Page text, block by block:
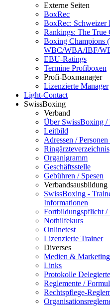
Externe Seiten
BoxRec
BoxRec: Schweizer
Rankings: The True
Boxing Champions
WBC/WBA/IBF/
EBU-Ratings
Termine Profiboxen
Profi-Boxmanager
Lizenzierte Manager
Light-Contact
SwissBoxing
Verband
Über SwissBoxing /
Leitbild
Adressen /
Ringärzteverzeichnis
Organigramm
Geschäftsstelle
Gebühren / Spesen
Verbandsausbildung
SwissBoxing -
Informationen
Fortbildungspflicht /
Nothilfekurs
Onlinetest
Lizenzierte Trainer
Diverses
Medien & Marketing
Links
Protokolle
Reglemente /
Rechtspflege-